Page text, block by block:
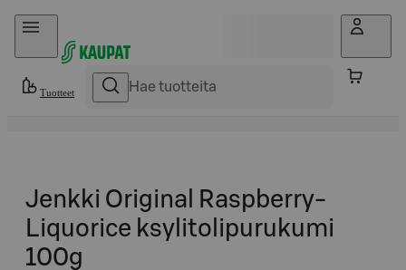
Hyppää sisältöön
Tuotteet
Jenkki Original Raspberry-
Liquorice ksylitolipurukumi
100g